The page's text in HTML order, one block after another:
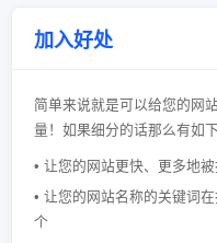
加入好处
简单来说就是可以给您的网
量！如果细分的话那么有如
• 让您的网站更快、更多地
• 让您的网站名称的关键词
个